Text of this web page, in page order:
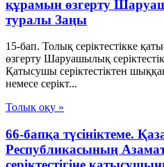
құрамын өзгерту
туралы Заңы
15-бап. Толық серiктестiкке
өзгерту Шаруашылық
Қатысушы серiктестiктен
немесе серiкт...
Толық оқу »
66-бапқа түсініктеме.
Республикасының